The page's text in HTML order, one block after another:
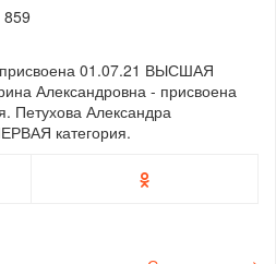
01.07.21 ВЫСШАЯ
Александровна - присвоена
Петухова Александра
категория.